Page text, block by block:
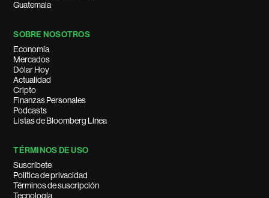
Guatemala
SOBRE NOSOTROS
Economía
Mercados
Dólar Hoy
Actualidad
Cripto
Finanzas Personales
Podcasts
Listas de Bloomberg Línea
TÉRMINOS DE USO
Suscríbete
Política de privacidad
Términos de suscripción
Tecnología